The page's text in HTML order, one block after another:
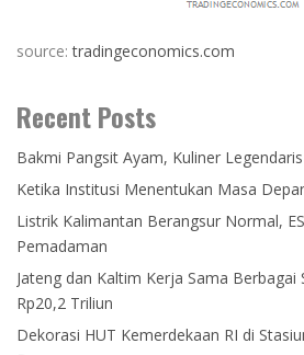
source:tradingeconomics.com
Recent Posts
Bakmi Pangsit Ayam, Kuliner
Ketika Institusi Menentukan Masa
Listrik Kalimantan Berangsur Normal,
Pemadaman
Jateng dan Kaltim Kerja Sama Berbagai
Rp20,2 Triliun
Dekorasi HUT Kemerdekaan RI di